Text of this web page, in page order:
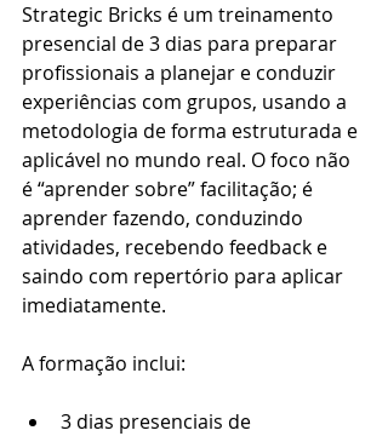
Strategic Bricks é um treinamento
presencial de 3 dias para preparar
profissionais a planejar e conduzir
experiências com grupos, usando a
metodologia de forma estruturada e
aplicável no mundo real. O foco não
é “aprender sobre” facilitação; é
aprender fazendo, conduzindo
atividades, recebendo feedback e
saindo com repertório para aplicar
imediatamente.
A formação inclui:
3 dias presenciais de